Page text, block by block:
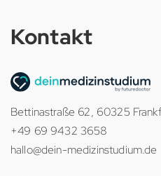
Kontakt
Bettinastraße 62, 60325
+49 69 9432 3658
hallo@dein-medizinstudium.de